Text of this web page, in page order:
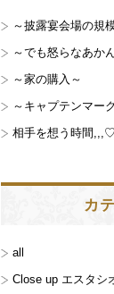
～披露宴会場の規
～でも怒らなあか
～家の購入～
～キャプテンマー
相手を想う時間,,,♡
カ
all
Close up エスタシ